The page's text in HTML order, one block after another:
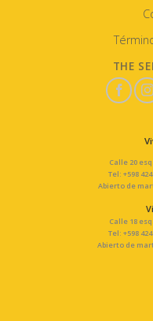
THE
Calle 20
Tel: +598
Abierto de
Calle 18
Tel: +598
Abierto de